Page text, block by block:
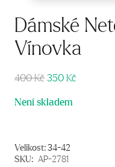
Dámské
Vínovka
400Kč Původní
byla:
350 Kč
Není skladem
Velikost:34-42
SKU: AP-2781